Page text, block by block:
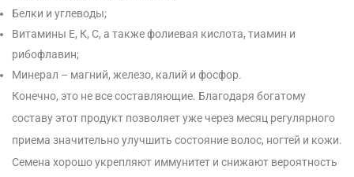
Белки и углеводы;
Витамины Е, К, С, а также фолиевая кислота, тиамин и
рибофлавин;
Минерал – магний, железо, калий и фосфор.
Конечно, это не все составляющие. Благодаря богатому
составу этот продукт позволяет уже через месяц регулярного
приема значительно улучшить состояние волос, ногтей и кожи.
Семена хорошо укрепляют иммунитет и снижают вероятность